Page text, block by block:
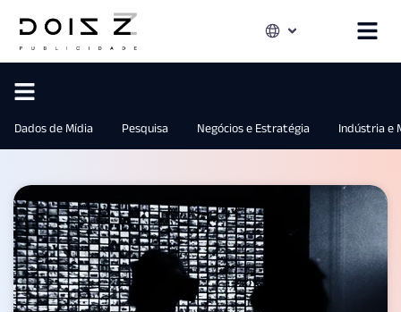
Dados de Mídia Pesquisa Negócios e Estratégia Indústria e